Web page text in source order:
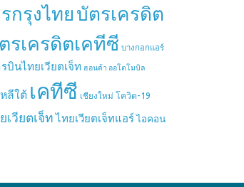
กรุงไทย บัตรเครดิต
รเครดิตเคทีซี บางกอกแอร์
บินไทยเวียตเจ็ท ฮอนด้า ออโตโมบิล
ลีใต้ เคทีซี เชียงใหม่ โควิด-19
เวียตเจ็ท ไทยเวียตเจ็ทแอร์ไอคอน